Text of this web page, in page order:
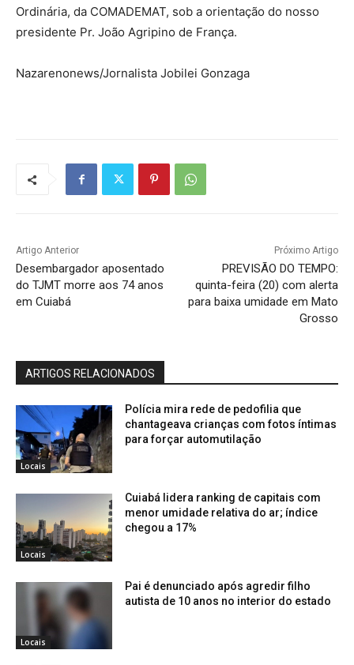
Ordinária, da COMADEMAT, sob a orientação do nosso
presidente Pr. João Agripino de França.
Nazarenonews/Jornalista Jobilei Gonzaga
Artigo Anterior
Desembargador aposentado
do TJMT morre aos 74 anos
em Cuiabá
Próximo Artigo
PREVISÃO DO TEMPO:
quinta-feira (20) com alerta
para baixa umidade em Mato
Grosso
ARTIGOS RELACIONADOS
Locais
Polícia mira rede de pedofilia que
chantageava crianças com fotos íntimas
para forçar automutilação
Locais
Cuiabá lidera ranking de capitais com
menor umidade relativa do ar; índice
chegou a 17%
Locais
Pai é denunciado após agredir filho
autista de 10 anos no interior do estado